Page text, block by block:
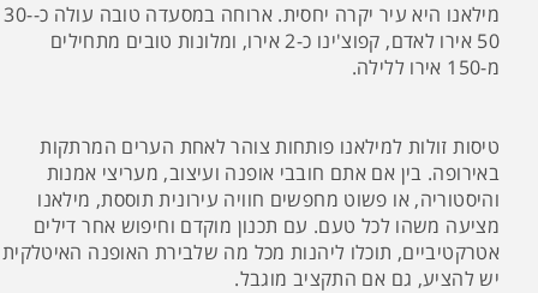
מילאנו היא עיר יקרה יחסית. ארוחה במסעדה טובה עולה כ-30-
50 אירו לאדם, קפוצ'ינו כ-2 אירו, ומלונות טובים מתחילים
מ-150 אירו ללילה.
טיסות זולות למילאנו פותחות צוהר לאחת הערים המרתקות
באירופה. בין אם אתם חובבי אופנה ועיצוב, מעריצי אמנות
והיסטוריה, או פשוט מחפשים חוויה עירונית תוססת, מילאנו
מציעה משהו לכל טעם. עם תכנון מוקדם וחיפוש אחר דילים
אטרקטיביים, תוכלו ליהנות מכל מה שלבירת האופנה האיטלקית
יש להציע, גם אם התקציב מוגבל.